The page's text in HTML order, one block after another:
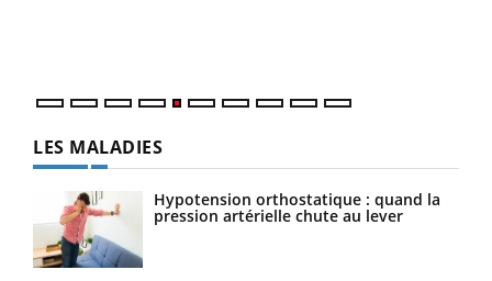
LES MALADIES
Hypotension orthostatique : quand la
pression artérielle chute au lever